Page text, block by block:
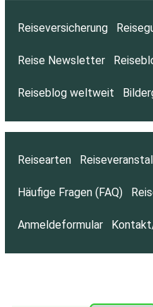
Reiseversicherung
Reise Newsletter
Reiseblog weltweit
Reisearten
Häufige Fragen (FAQ)
Anmeldeformular